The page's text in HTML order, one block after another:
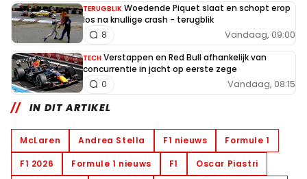
TERUGBLIK Woedende Piquet slaat en schopt erop
los na knullige crash - terugblik
Vandaag, 09:00
8
TECH Verstappen en Red Bull afhankelijk van
concurrentie in jacht op eerste zege
Vandaag, 08:15
0
IN DIT ARTIKEL
McLaren Andrea Stella F1 nieuws
Formule 1
F1 2026
Formule 1 nieuws F1
Oscar Piastri